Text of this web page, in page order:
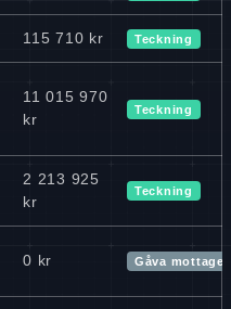
115 710 kr Teckning
11 015 970
kr
Teckning
2 213 925
kr
Teckning
0 kr Gåva